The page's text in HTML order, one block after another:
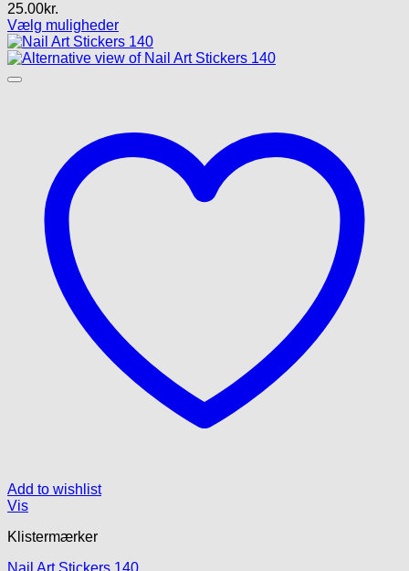
25.00kr.
Vælg muligheder
Dette
vare
har
varesiden
Add to wishlist
Vis
Klistermærker
Nail Art Stickers 140